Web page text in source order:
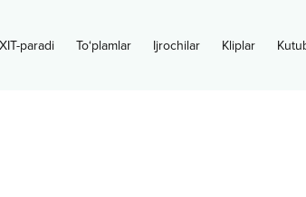
paradi To‘plamlar Ijrochilar Kliplar